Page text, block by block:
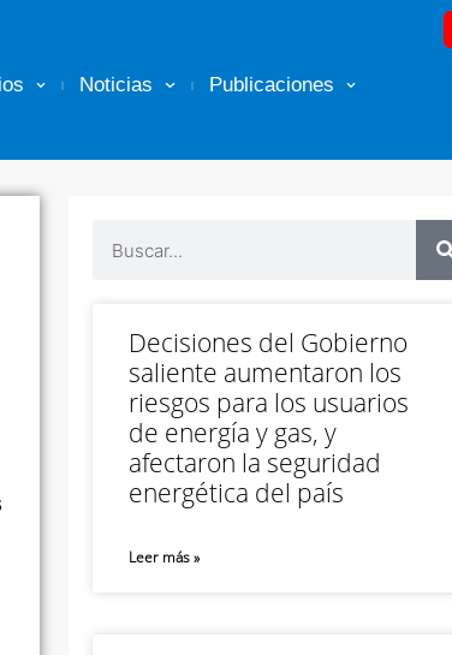
Noticias Publicaciones
Decisiones del Gobierno
saliente aumentaron los
riesgos para los usuarios
de energía y gas, y
afectaron la seguridad
energética del país
Leer más »